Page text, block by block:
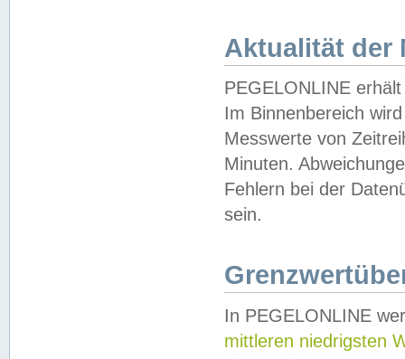
Aktualität der
PEGELONLINE
Im Binnenbereich
Messwerte von
Minuten.
Fehlern bei der
sein.
In PEGELONLINE
mittleren niedrigsten